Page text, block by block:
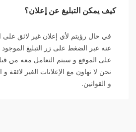
كيف يمكن التبليغ عن إعلان؟
في حال رؤيتم لأي إعلان غير لائق على
عنه عبر الضغط على زر التبليغ الموجود
على الموقع و سيتم التعامل معه من
نحن لا تهاون مع الإعلانات الغير لائقة و
و القوانين.